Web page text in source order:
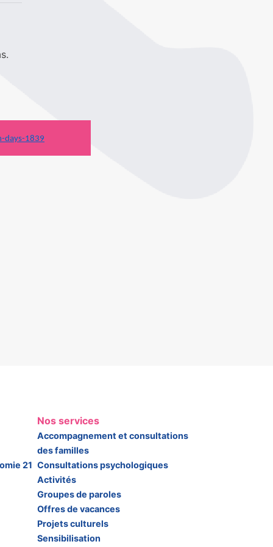
days-1839
21
Nos services
Accompagnement et consultations
des familles
Consultations psychologiques
Activités
Groupes de paroles
Offres de vacances
Projets culturels
Sensibilisation